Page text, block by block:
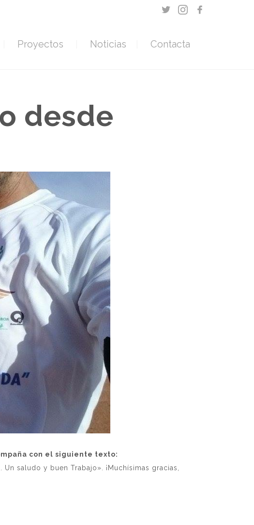
Proyectos Noticias Contacta
desde
con el siguiente texto:
saludo y buen Trabajo». ¡Muchísimas gracias,